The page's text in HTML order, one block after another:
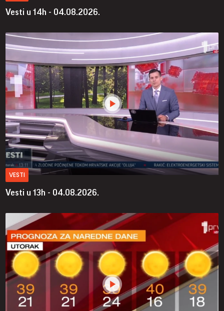
Vesti u 14h - 04.08.2026.
VESTI
Vesti u 13h - 04.08.2026.